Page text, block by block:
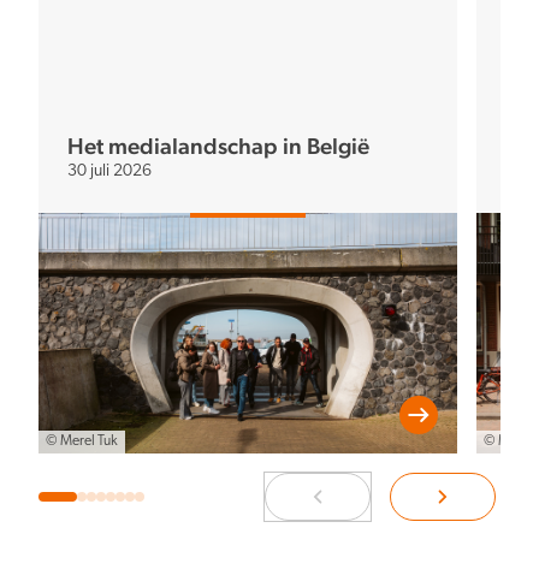
© Merel Tuk
Het medialandschap in België
30 juli 2026
© Merel